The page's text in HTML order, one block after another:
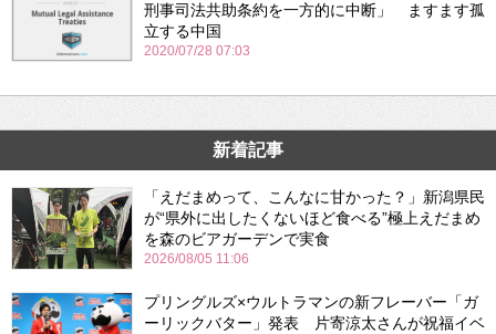
刑事司法共助条約を一方的に中断」 ますます孤
立する中国
2020/07/28 07:03
新着記事
「えだまめって、こんなに甘かった？」新潟県民
が“県外に出したくないほど食べる”極上えだまめ
を森のビアガーデンで実食
2026/08/05 11:06
プリングルズ×ウルトラマンの新フレーバー「ガ
ーリックバター」発表 片寄涼太さんが祝福イベ